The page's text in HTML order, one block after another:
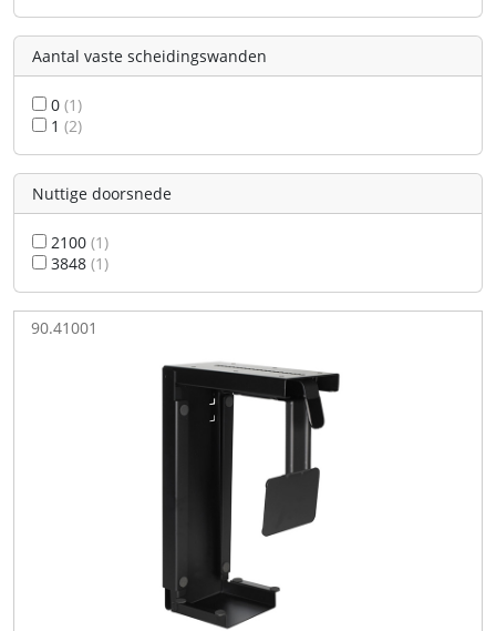
Aantal vaste scheidingswanden
0 (1)
1 (2)
Nuttige doorsnede
2100 (1)
3848 (1)
90.41001